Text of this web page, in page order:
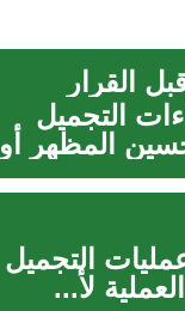
القرار
التجميل
المظهر أو
التجميل
لأ...